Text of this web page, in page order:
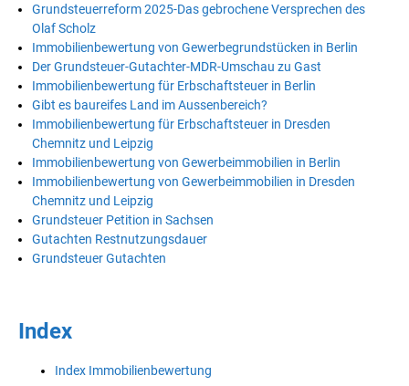
Grundsteuerreform 2025-Das gebrochene Versprechen des
Olaf Scholz
Immobilienbewertung von Gewerbegrundstücken in Berlin
Der Grundsteuer-Gutachter-MDR-Umschau zu Gast
Immobilienbewertung für Erbschaftsteuer in Berlin
Gibt es baureifes Land im Aussenbereich?
Immobilienbewertung für Erbschaftsteuer in Dresden
Chemnitz und Leipzig
Immobilienbewertung von Gewerbeimmobilien in Berlin
Immobilienbewertung von Gewerbeimmobilien in Dresden
Chemnitz und Leipzig
Grundsteuer Petition in Sachsen
Gutachten Restnutzungsdauer
Grundsteuer Gutachten
Index
Index Immobilienbewertung